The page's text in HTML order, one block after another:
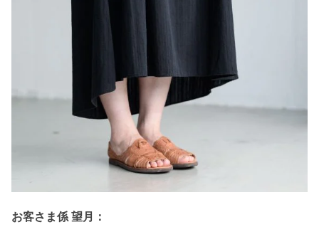
お客さま係 望月：